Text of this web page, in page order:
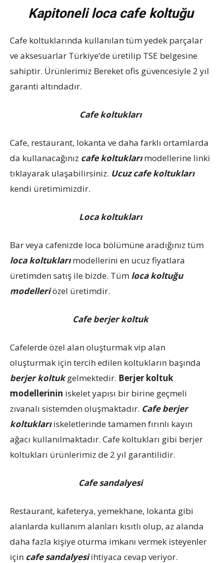
Kapitoneli loca cafe koltuğu
Cafe koltuklarında kullanılan tüm yedek parçalar
ve aksesuarlar Türkiye’de üretilip TSE belgesine
sahiptir. Ürünlerimiz Bereket ofis güvencesiyle 2 yıl
garanti altındadır.
Cafe koltukları
Cafe, restaurant, lokanta ve daha farklı ortamlarda
da kullanacağınız cafe koltuklarımodellerine linki
tıklayarak ulaşabilirsiniz. Ucuz cafe koltukları
kendi üretimimizdir.
Loca koltukları
Bar veya cafenizde loca bölümüne aradığınız tüm
loca koltuklarımodellerini en ucuz fiyatlara
üretimden satış ile bizde. Tüm loca koltuğu
modelleriözel üretimdir.
Cafe berjer koltuk
Cafelerde özel alan oluşturmak vip alan
oluşturmak için tercih edilen koltukların başında
berjer koltukgelmektedir. Berjer koltuk
modellerinin iskelet yapısı bir birine geçmeli
zıvanalı sistemden oluşmaktadır. Cafe berjer
koltuklarıiskeletlerinde tamamen fırınlı kayın
ağacı kullanılmaktadır. Cafe koltukları gibi berjer
koltukları ürünlerimiz de 2 yıl garantilidir.
Cafe sandalyesi
Restaurant, kafeterya, yemekhane, lokanta gibi
alanlarda kullanım alanları kısıtlı olup, az alanda
daha fazla kişiye oturma imkanı vermek isteyenler
için cafe sandalyesiihtiyaca cevap veriyor.